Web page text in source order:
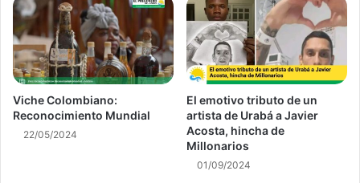
Viche Colombiano:
Reconocimiento Mundial
22/05/2024
El emotivo tributo de un
artista de Urabá a Javier
Acosta, hincha de
Millonarios
01/09/2024